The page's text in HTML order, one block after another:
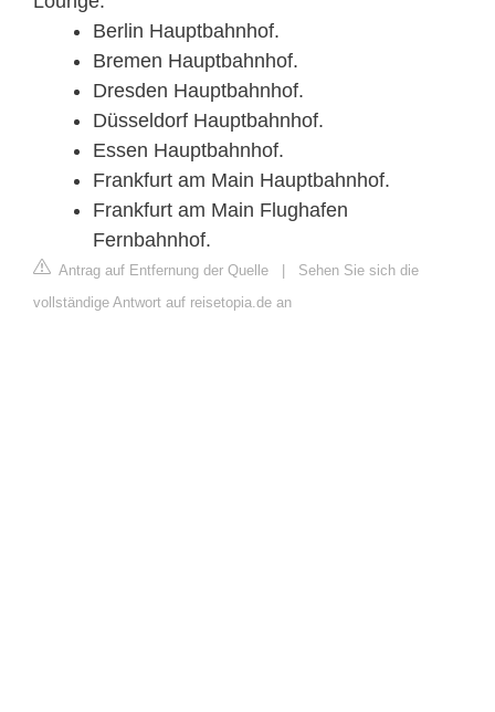
Berlin Hauptbahnhof.
Bremen Hauptbahnhof.
Dresden Hauptbahnhof.
Düsseldorf Hauptbahnhof.
Essen Hauptbahnhof.
Frankfurt am Main Hauptbahnhof.
Frankfurt am Main Flughafen
Fernbahnhof.
Antrag auf Entfernung der Quelle | Sehen Sie sich die
vollständige Antwort auf reisetopia.de an